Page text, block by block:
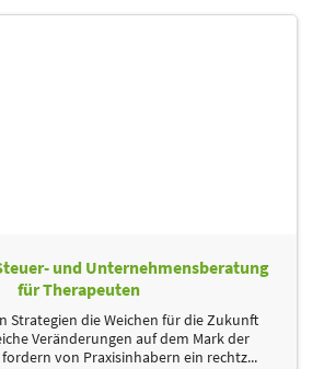
und Unternehmensberatung
für Therapeuten
Strategien die Weichen für die Zukunft
Veränderungen auf dem Mark der
von Praxisinhabern ein rechtz...